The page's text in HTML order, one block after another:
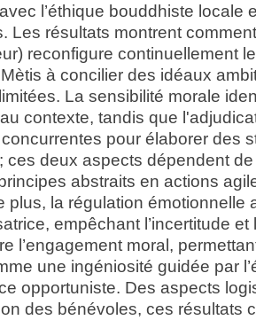
l’éthique bouddhiste locale
Les résultats montrent
reconfigure continuellement
à concilier des idéaux
La sensibilité morale
contexte, tandis que
pour élaborer des
ces deux aspects dépendent
abstraits en actions
plus, la régulation émotionnelle
empêchant l’incertitude et
l’engagement moral,
une ingéniosité guidée par
opportuniste. Des aspects
des bénévoles, ces résultats